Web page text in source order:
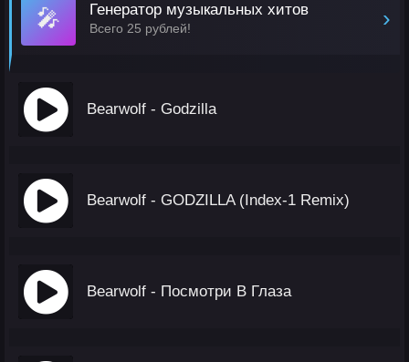
🎤 Генератор музыкальных хитов
Всего 25 рублей! ›
Bearwolf - Godzilla
Bearwolf - GODZILLA (Index-1 Remix)
Bearwolf - Посмотри В Глаза